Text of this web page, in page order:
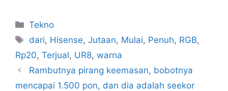
Kategori
Tekno
Tag
dari, Hisense,Jutaan, Mulai, Penuh, RGB,
Rp20, Terjual, UR8, warna
Rambutnya pirang keemasan, bobotnya
mencapai 1.500 pon, dan dia adalah seekor